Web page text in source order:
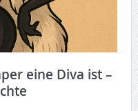
eine Diva ist –